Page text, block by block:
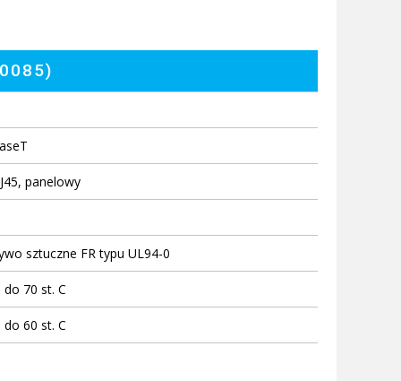
panelowy
sztuczne FR typu UL94-0
do 70 st. C
do 60 st. C